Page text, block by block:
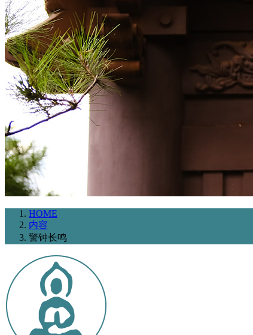
HOME
内容
警钟长鸣